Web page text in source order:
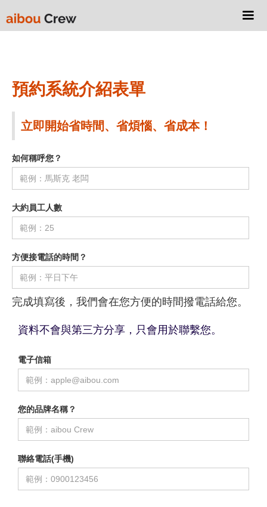
預約系統介紹表單
立即開始省時間、省煩惱、省成本！
如何稱呼您？
大約員工人數
方便接電話的時間？
完成填寫後，我們會在您方便的時間撥電話給您。
資料不會與第三方分享，只會用於聯繫您。
電子信箱
您的品牌名稱？
聯絡電話(手機)